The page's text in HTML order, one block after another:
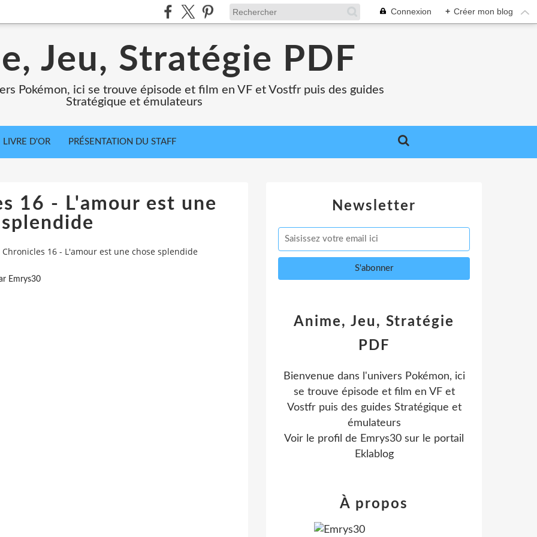
Connexion + Créer mon blog
Jeu, Stratégie PDF
Pokémon, ici se trouve épisode et film en VF et Vostfr puis des guides
Stratégique et émulateurs
LIVRE D'OR PRÉSENTATION DU STAFF
16 - L'amour est une
Chronicles 16 - L'amour est une chose splendide
Emrys30
Newsletter
Anime, Jeu, Stratégie
PDF
Bienvenue dans l'univers Pokémon, ici
se trouve épisode et film en VF et
Vostfr puis des guides Stratégique et
émulateurs
Voir le profil de Emrys30 sur le portail
Eklablog
À propos